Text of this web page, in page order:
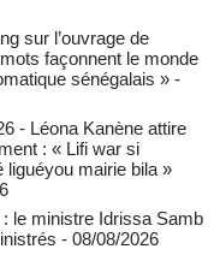
sur l’ouvrage de
façonnent le monde
sénégalais » -
- Léona Kanène attire
: « Lifi war si
mairie bila »
le ministre Idrissa Samb
- 08/08/2026